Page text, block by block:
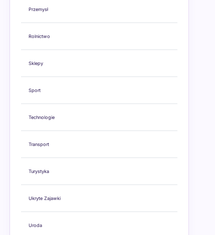
Przemysł
Rolnictwo
Sklepy
Sport
Technologie
Transport
Turystyka
Ukryte Zajawki
Uroda